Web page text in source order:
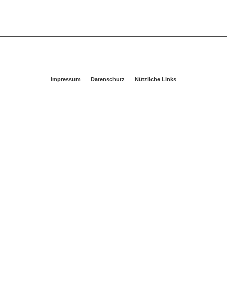
Impressum Datenschutz Nützliche Links